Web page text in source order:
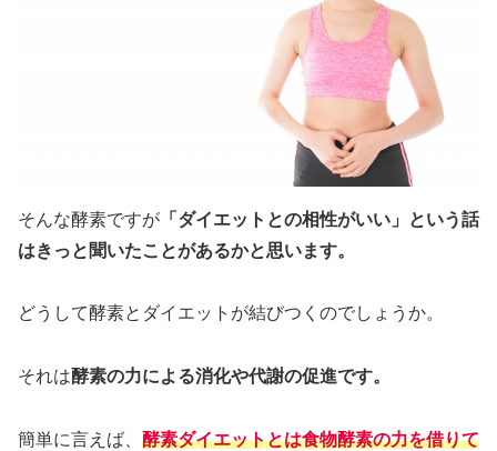
そんな酵素ですが 「ダイエットとの相性がいい」という話
はきっと聞いたことがあるかと思います。
どうして酵素とダイエットが結びつくのでしょうか。
それは酵素の力による消化や代謝の促進です。
簡単に言えば、 酵素ダイエットとは食物酵素の力を借りて